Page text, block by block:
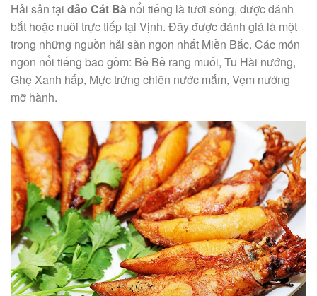
Hải sản tại đảo Cát Bà nổi tiếng là tươi sống, được đánh
bắt hoặc nuôi trực tiếp tại Vịnh. Đây được đánh giá là một
trong những nguồn hải sản ngon nhất Miền Bắc. Các món
ngon nổi tiếng bao gồm: Bề Bề rang muối, Tu Hài nướng,
Ghẹ Xanh hấp, Mực trứng chiên nước mắm, Vẹm nướng
mỡ hành.